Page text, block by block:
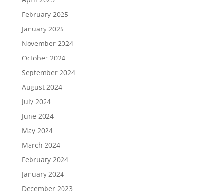
February 2025
January 2025
November 2024
October 2024
September 2024
August 2024
July 2024
June 2024
May 2024
March 2024
February 2024
January 2024
December 2023